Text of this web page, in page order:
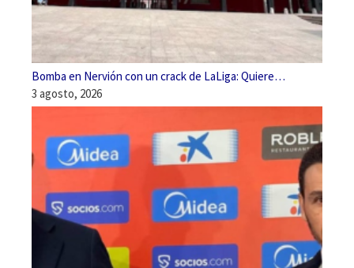
Bomba en Nervión con un crack de LaLiga: Quiere…
3 agosto, 2026